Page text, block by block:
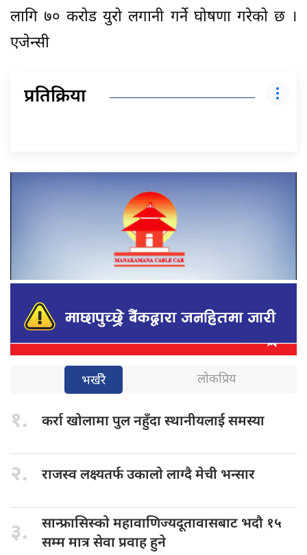
लागि ७० करोड युरो लगानी गर्ने घोषणा गरेको छ ।
एजेन्सी
प्रतिक्रिया
भर्खरै लोकप्रिय
१. कर्रा खोलामापुल नहुँदा स्थानीयलाई समस्या
२. राजस्व लक्ष्यतर्फउकालो लाग्दै मेची भन्सार
३. सान्फ्रासिस्को महावाणिज्यदूतावासबाट भदौ १५
सम्म मात्र सेवा प्रवाह हुने